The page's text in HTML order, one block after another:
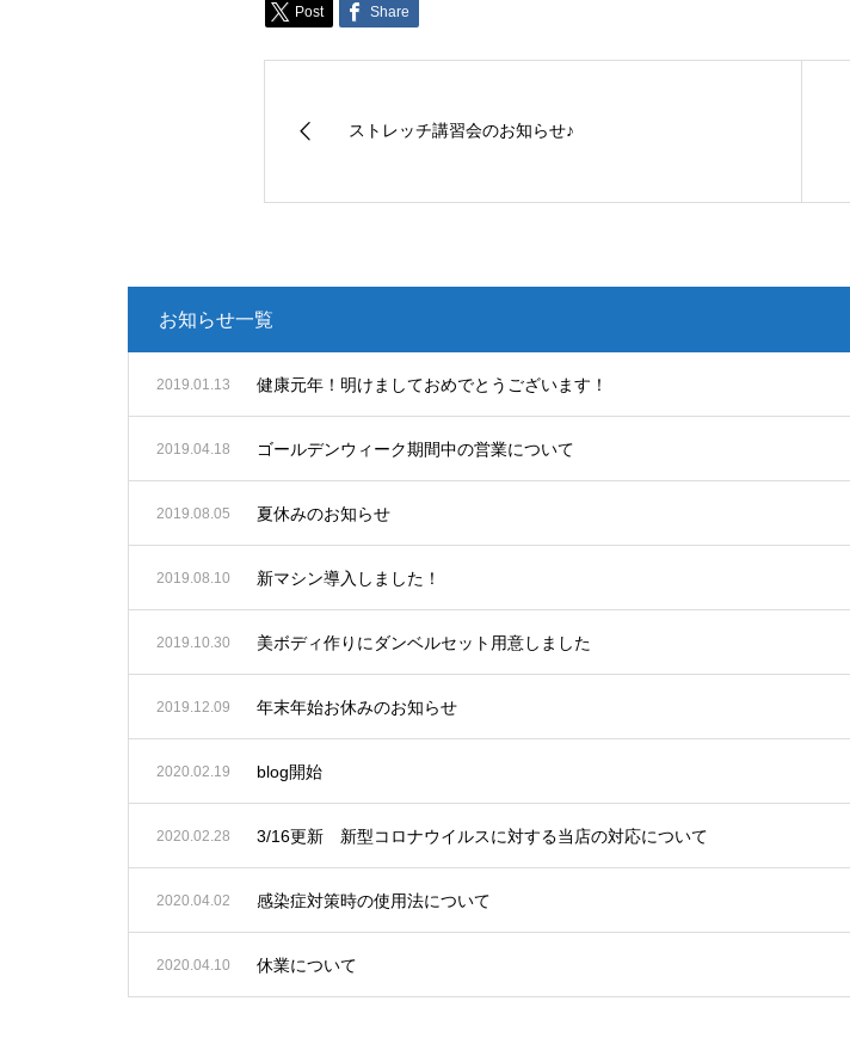
Post Share
ストレッチ講習会のお知らせ♪
お知らせ一覧
2019.01.13 健康元年！明けましておめでとうございます！
2019.04.18 ゴールデンウィーク期間中の営業について
2019.08.05 夏休みのお知らせ
2019.08.10 新マシン導入しました！
2019.10.30 美ボディ作りにダンベルセット用意しました
2019.12.09 年末年始お休みのお知らせ
2020.02.19 blog開始
2020.02.28 3/16更新 新型コロナウイルスに対する当店の対応について
2020.04.02 感染症対策時の使用法について
2020.04.10 休業について